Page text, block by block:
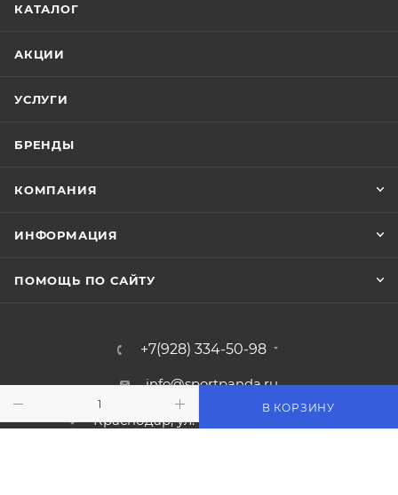
В КОРЗИНУ
КАТАЛОГ
АКЦИИ
УСЛУГИ
БРЕНДЫ
КОМПАНИЯ
ИНФОРМАЦИЯ
ПОМОЩЬ ПО САЙТУ
+7(928) 334-50-98
info@sportpanda.ru
Краснодар, ул. Бородинская 156/13